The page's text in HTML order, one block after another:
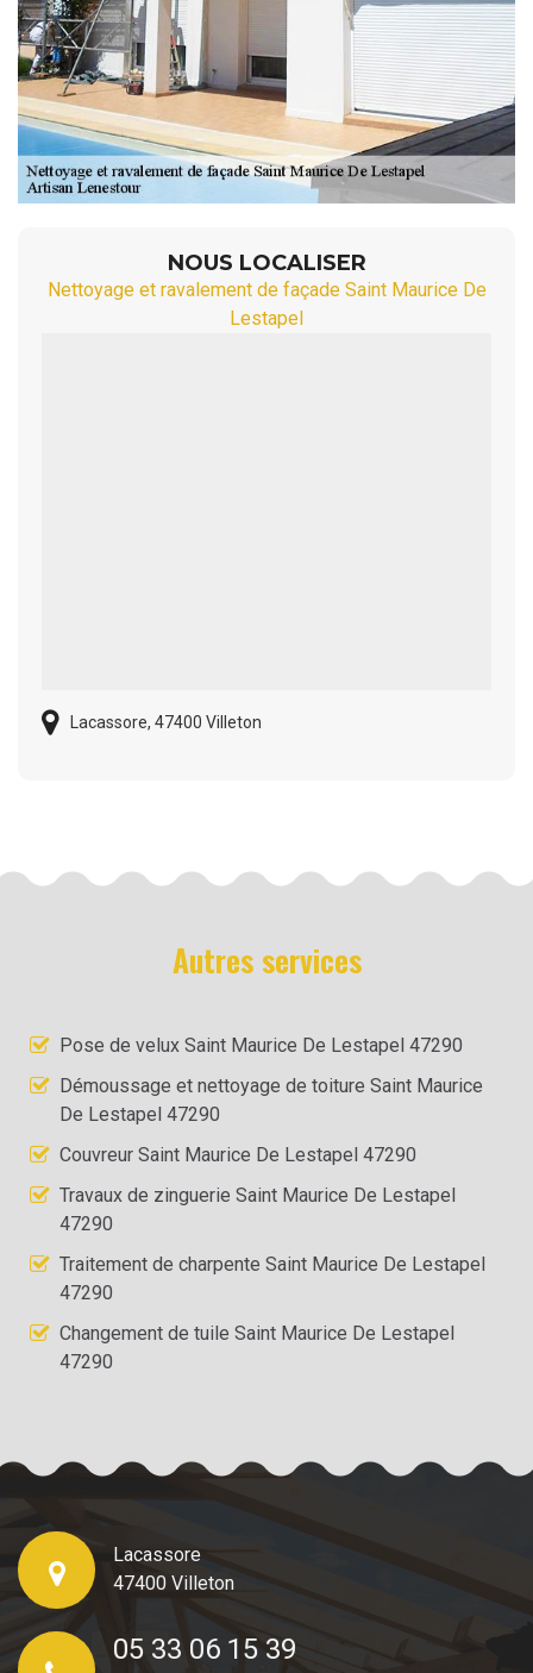
NOUS LOCALISER
Nettoyage et ravalement de façade Saint Maurice De
Lestapel
Lacassore, 47400 Villeton
Autres services
Pose de velux Saint Maurice De Lestapel 47290
Démoussage et nettoyage de toiture Saint Maurice
De Lestapel 47290
Couvreur Saint Maurice De Lestapel 47290
Travaux de zinguerie Saint Maurice De Lestapel
47290
Traitement de charpente Saint Maurice De Lestapel
47290
Changement de tuile Saint Maurice De Lestapel
47290
Lacassore
47400 Villeton
05 33 06 15 39